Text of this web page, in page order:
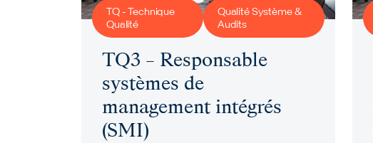
TQ - Technique
Qualité
Qualité Système &
Audits
TQ3 – Responsable
systèmes de
management intégrés
(SMI)